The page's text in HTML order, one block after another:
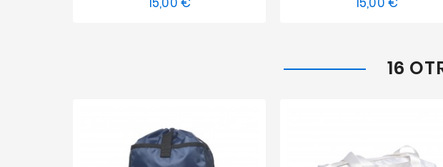
Talla única Talla única
16